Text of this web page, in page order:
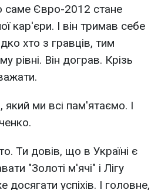
саме Євро-2012 стане
кар'єри. І він тримав себе
хто з гравців, тим
рівні. Він дограв. Крізь
ми всі пам'ятаємо. І
Ти довів, що в Україні є
"Золоті м'ячі" і Лігу
успіхів. І головне,